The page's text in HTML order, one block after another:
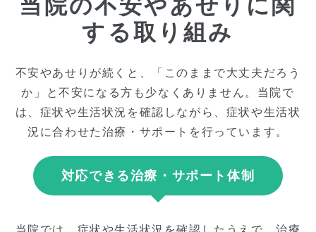
当院の不安やあせりに関
する取り組み
不安やあせりが続くと、「このままで大丈夫だろう
か」と不安になる方も少なくありません。当院で
は、症状や生活状況を確認しながら、症状や生活状
況に合わせた治療・サポートを行っています。
対応できる治療・サポート体制
当院では、症状や生活状況を確認したうえで、治療